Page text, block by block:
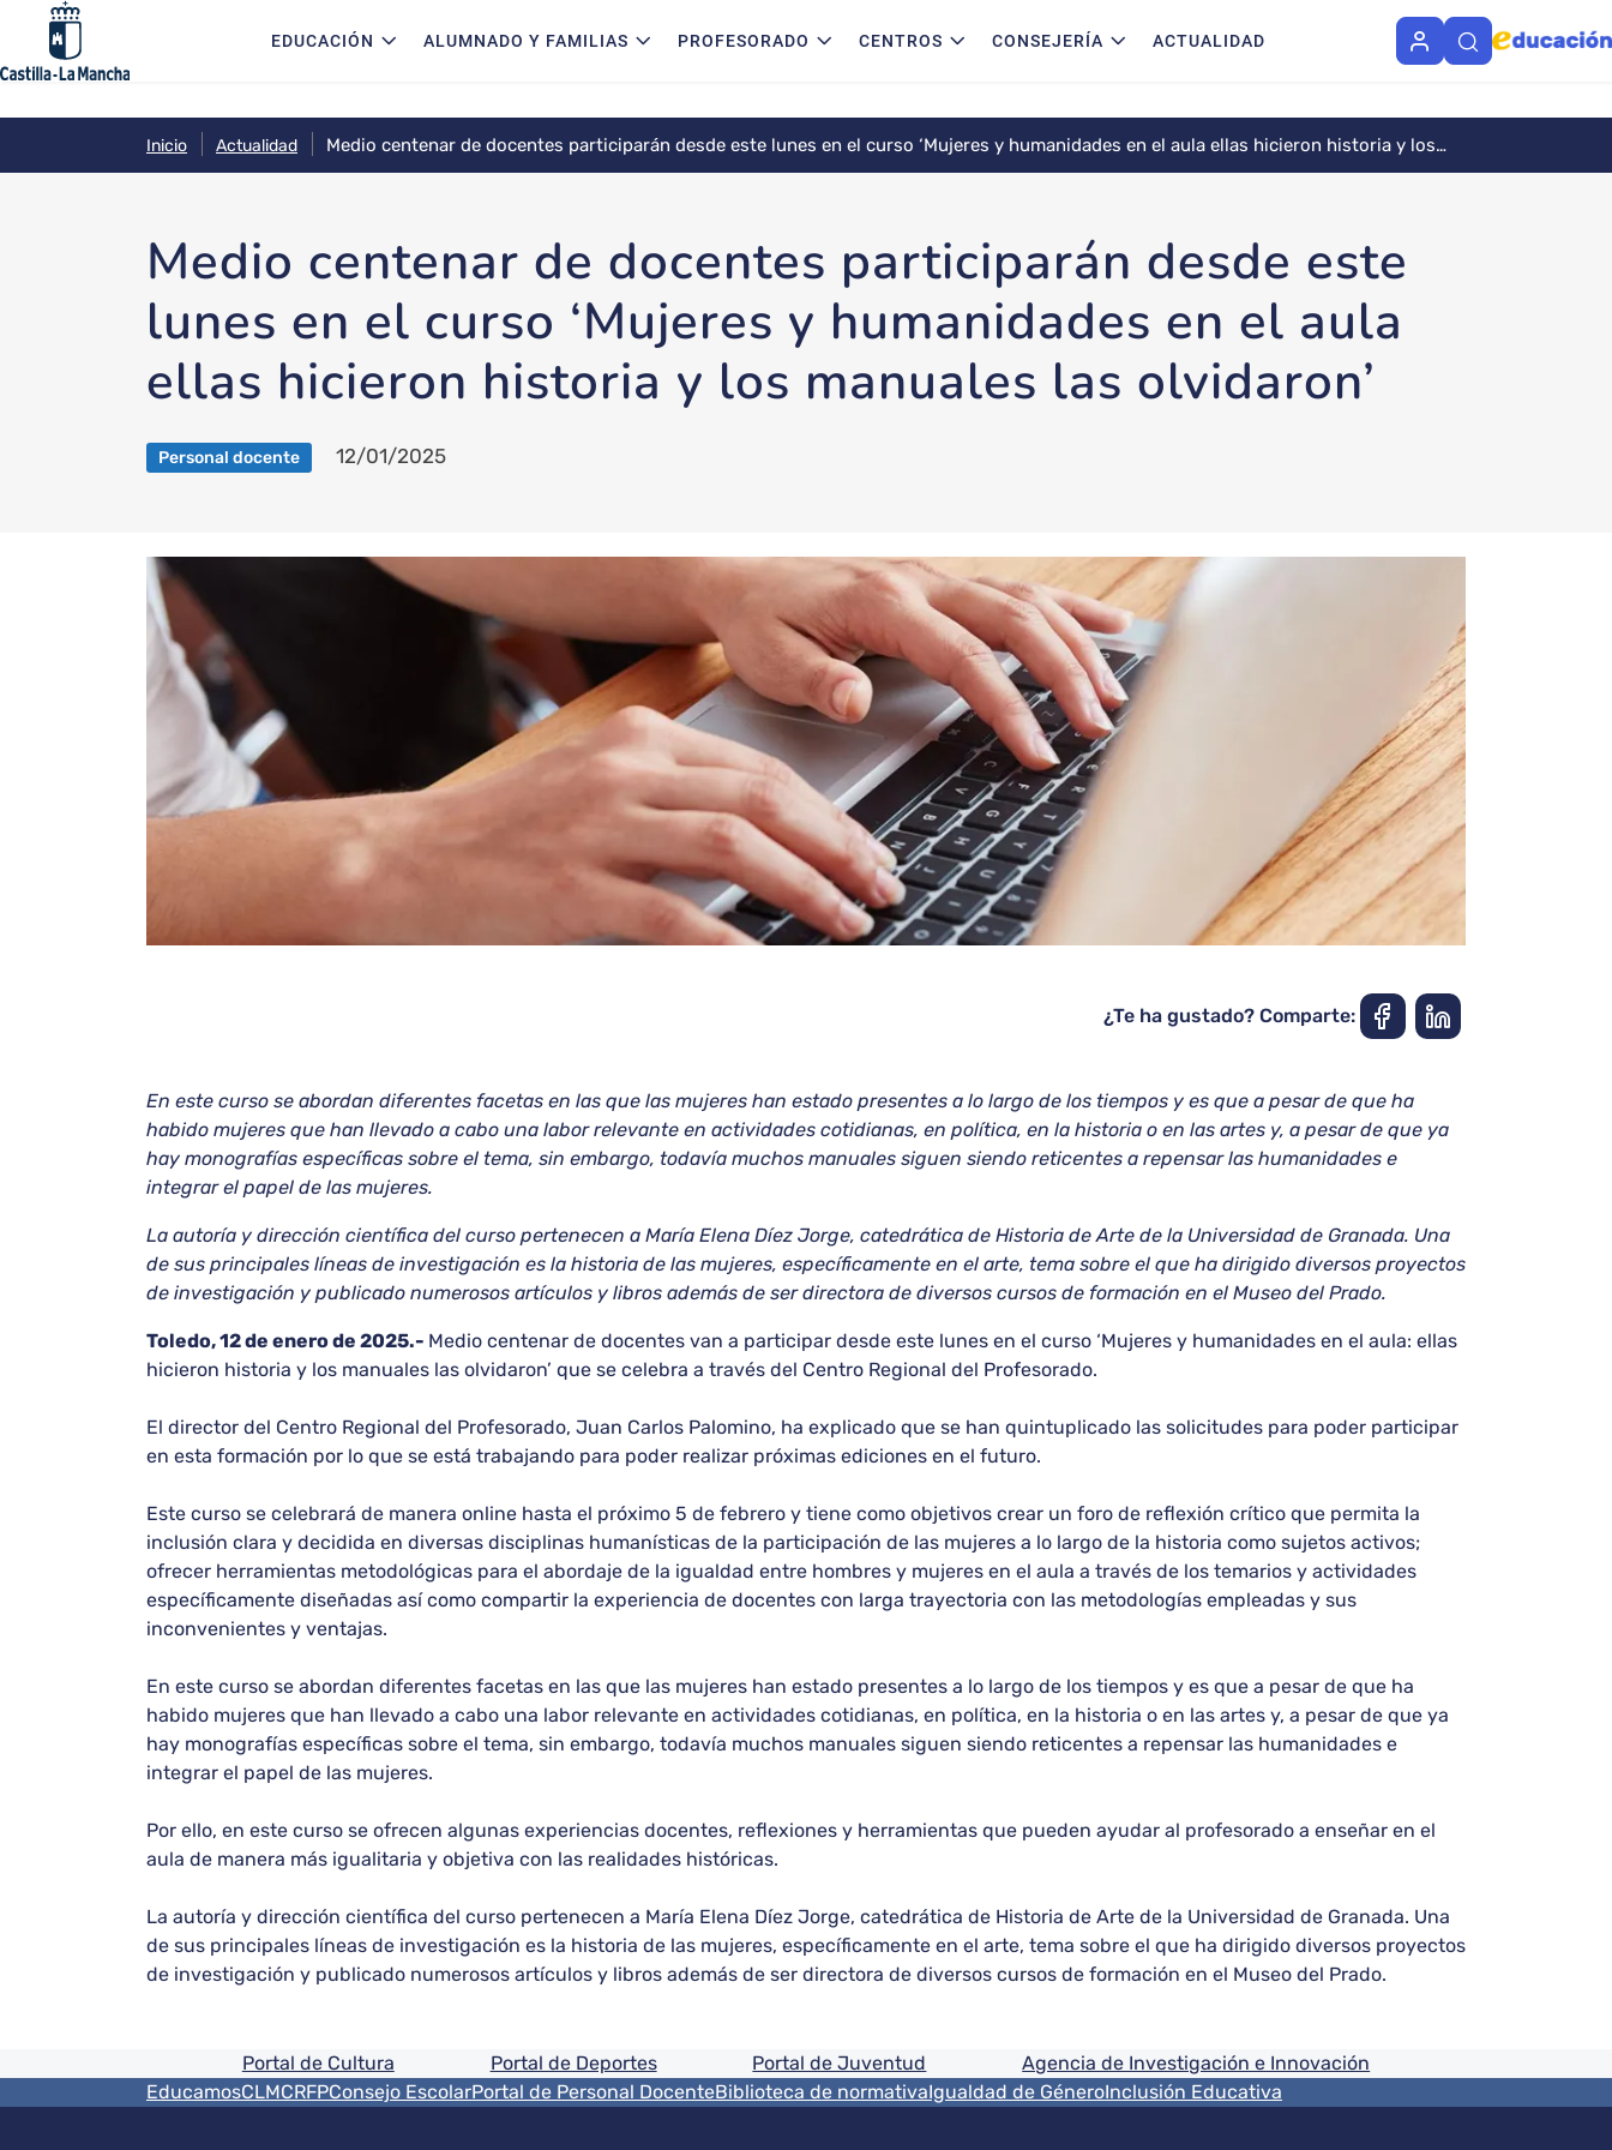
Pasar al contenido principalNavegación principal
EDUCACIÓN ALUMNADO Y FAMILIAS PROFESORADO CENTROS CONSEJERÍA ACTUALIDAD
Inicio Actualidad
Medio centenar de docentes participarán desde este lunes en el curso ‘Mujeres y humanidades en el aula ellas hicieron historia y los
manuales las olvidaron’
Medio centenar de docentes participarán desde este
lunes en el curso ‘Mujeres y humanidades en el aula
ellas hicieron historia y los manuales las olvidaron’
Personal docente 12/01/2025
¿Te ha gustado? Comparte:
En este curso se abordan diferentes facetas en las que las mujeres han estado presentes a lo largo de los tiempos y es que a pesar de que ha
habido mujeres que han llevado a cabo una labor relevante en actividades cotidianas, en política, en la historia o en las artes y, a pesar de que ya
hay monografías específicas sobre el tema, sin embargo, todavía muchos manuales siguen siendo reticentes a repensar las humanidades e
integrar el papel de las mujeres.
La autoría y dirección científica del curso pertenecen a María Elena Díez Jorge, catedrática de Historia de Arte de la Universidad de Granada. Una
de sus principales líneas de investigación es la historia de las mujeres, específicamente en el arte, tema sobre el que ha dirigido diversos proyectos
de investigación y publicado numerosos artículos y libros además de ser directora de diversos cursos de formación en el Museo del Prado.
Toledo, 12 de enero de 2025.- Medio centenar de docentes van a participar desde este lunes en el curso ‘Mujeres y humanidades en el aula: ellas
hicieron historia y los manuales las olvidaron’ que se celebra a través del Centro Regional del Profesorado.
El director del Centro Regional del Profesorado, Juan Carlos Palomino, ha explicado que se han quintuplicado las solicitudes para poder participar
en esta formación por lo que se está trabajando para poder realizar próximas ediciones en el futuro.
Este curso se celebrará de manera online hasta el próximo 5 de febrero y tiene como objetivos crear un foro de reflexión crítico que permita la
inclusión clara y decidida en diversas disciplinas humanísticas de la participación de las mujeres a lo largo de la historia como sujetos activos;
ofrecer herramientas metodológicas para el abordaje de la igualdad entre hombres y mujeres en el aula a través de los temarios y actividades
específicamente diseñadas así como compartir la experiencia de docentes con larga trayectoria con las metodologías empleadas y sus
inconvenientes y ventajas.
En este curso se abordan diferentes facetas en las que las mujeres han estado presentes a lo largo de los tiempos y es que a pesar de que ha
habido mujeres que han llevado a cabo una labor relevante en actividades cotidianas, en política, en la historia o en las artes y, a pesar de que ya
hay monografías específicas sobre el tema, sin embargo, todavía muchos manuales siguen siendo reticentes a repensar las humanidades e
integrar el papel de las mujeres.
Por ello, en este curso se ofrecen algunas experiencias docentes, reflexiones y herramientas que pueden ayudar al profesorado a enseñar en el
aula de manera más igualitaria y objetiva con las realidades históricas.
La autoría y dirección científica del curso pertenecen a María Elena Díez Jorge, catedrática de Historia de Arte de la Universidad de Granada. Una
de sus principales líneas de investigación es la historia de las mujeres, específicamente en el arte, tema sobre el que ha dirigido diversos proyectos
de investigación y publicado numerosos artículos y libros además de ser directora de diversos cursos de formación en el Museo del Prado.
Pie de pagina información
Portal de Cultura Portal de Deportes Portal de Juventud Agencia de Investigación e Innovación
Menú del pie
EducamosCLMCRFPConsejo EscolarPortal de Personal DocenteBiblioteca de normativaIgualdad de GéneroInclusión Educativa